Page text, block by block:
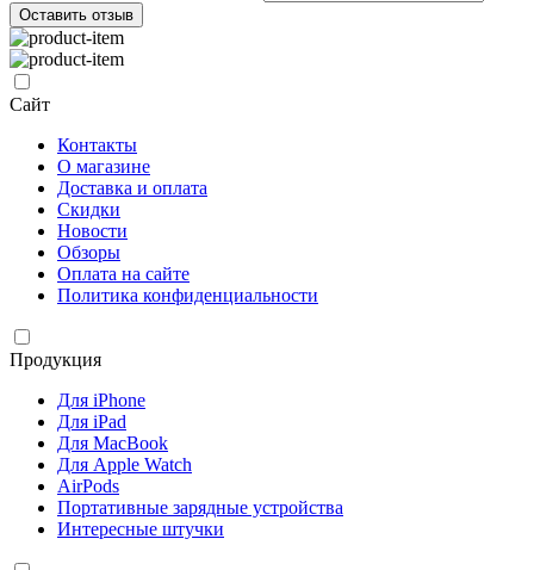
Оставить отзыв
Сайт
Контакты
О магазине
Доставка и оплата
Скидки
Новости
Обзоры
Оплата на сайте
Политика конфиденциальности
Продукция
Для iPhone
Для iPad
Для MacBook
Для Apple Watch
AirPods
Портативные зарядные устройства
Интересные штучки